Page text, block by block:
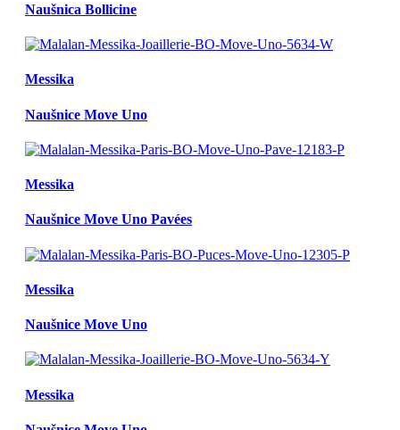
Naušnica Bollicine
Messika
Naušnice Move Uno
Messika
Naušnice Move Uno Pavées
Messika
Naušnice Move Uno
Messika